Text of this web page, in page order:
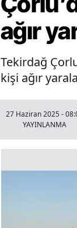
ağır
Tekirdağ
kişi ağır
27 Haziran 2025 -
YAYINLANMA